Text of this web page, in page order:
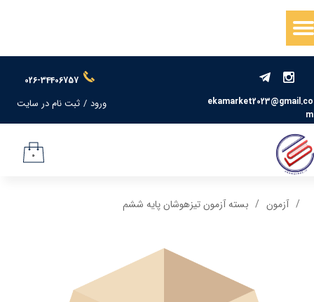
026-34406757
ekamarket2023@gmail.co
m
ورود / ثبت نام در سایت
حساب کاربری من
سفارشات
خروج از حساب کاربری
۰
آزمون بسته آزمون تیزهوشان پایه ششم